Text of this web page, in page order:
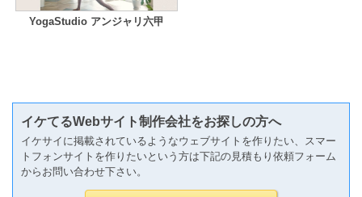
YogaStudio アンジャリ六甲
イケてるWebサイト制作会社をお探しの方へ
イケサイに掲載されているようなウェブサイトを作りたい、スマー
トフォンサイトを作りたいという方は下記の見積もり依頼フォーム
からお問い合わせ下さい。